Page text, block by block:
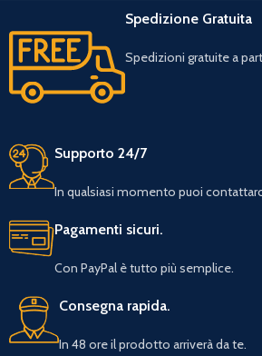
Spedizione Gratuita
Spedizioni gratuite a
Supporto 24/7
In qualsiasi momento puoi
Pagamenti sicuri.
Con PayPal è tutto più semplice.
Consegna rapida.
In 48 ore il prodotto arriverà da te.